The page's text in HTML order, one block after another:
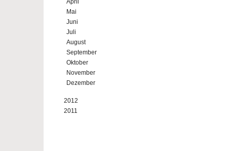
April
Mai
Juni
Juli
August
September
Oktober
November
Dezember
2012
2011